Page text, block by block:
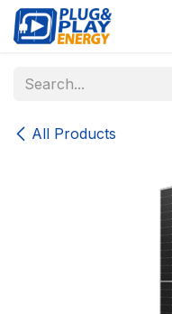
Skip to Content
All Products